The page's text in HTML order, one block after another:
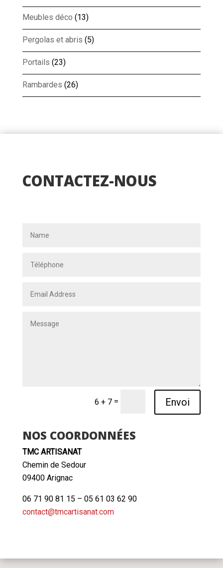
Meubles déco (13)
Pergolas et abris (5)
Portails (23)
Rambardes (26)
CONTACTEZ-NOUS
6 + 7 = Envoi
NOS COORDONNÉES
TMC ARTISANAT
Chemin de Sedour
09400 Arignac
06 71 90 81 15 – 05 61 03 62 90
contact@tmcartisanat.com